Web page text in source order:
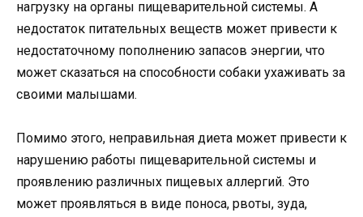
нагрузку на органы пищеварительной системы. А
недостаток питательных веществ может привести к
недостаточному пополнению запасов энергии, что
может сказаться на способности собаки ухаживать за
своими малышами.
Помимо этого, неправильная диета может привести к
нарушению работы пищеварительной системы и
проявлению различных пищевых аллергий. Это
может проявляться в виде поноса, рвоты, зуда,